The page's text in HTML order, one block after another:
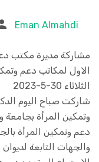
Eman Almahdi
مشاركة مديرة مكتب
الاول لمكاتب دعم
الثلاثاء 30-5-2023
شاركت صباح اليوم
وتمكين المرأة
دعم وتمكين المرأة
والجهات التابعة